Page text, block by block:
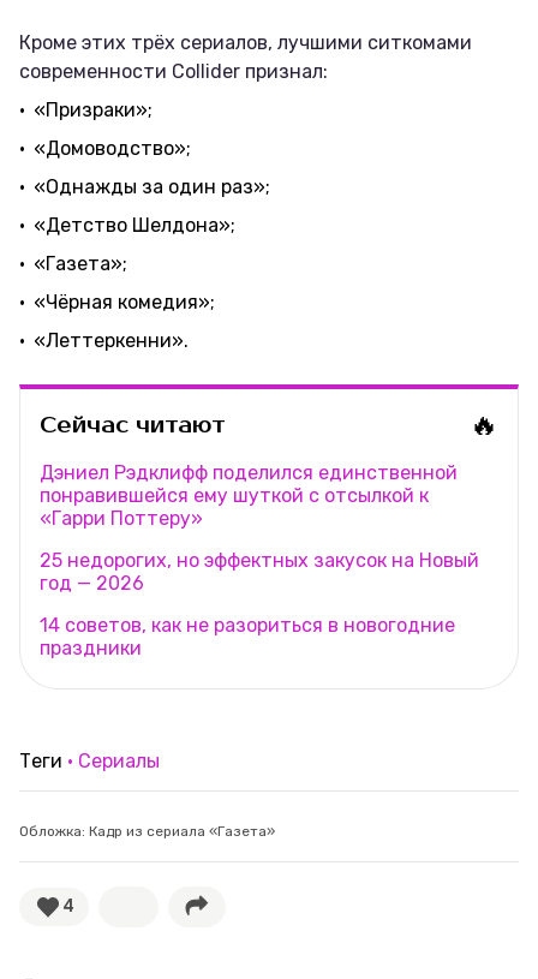
Кроме этих трёх сериалов, лучшими ситкомами
современности Collider признал:
«Призраки»;
«Домоводство»;
«Однажды за один раз»;
«Детство Шелдона»;
«Газета»;
«Чёрная комедия»;
«Леттеркенни».
Сейчас читают 🔥
Дэниел Рэдклифф поделился единственной
понравившейся ему шуткой с отсылкой к
«Гарри Поттеру»
25 недорогих, но эффектных закусок на Новый
год — 2026
14 советов, как не разориться в новогодние
праздники
Теги Сериалы
Обложка: Кадр из сериала «Газета»
4